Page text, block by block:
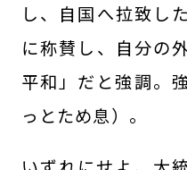
し、自国へ拉致し
に称賛し、自分の
平和」だと強調。
っとため息）。